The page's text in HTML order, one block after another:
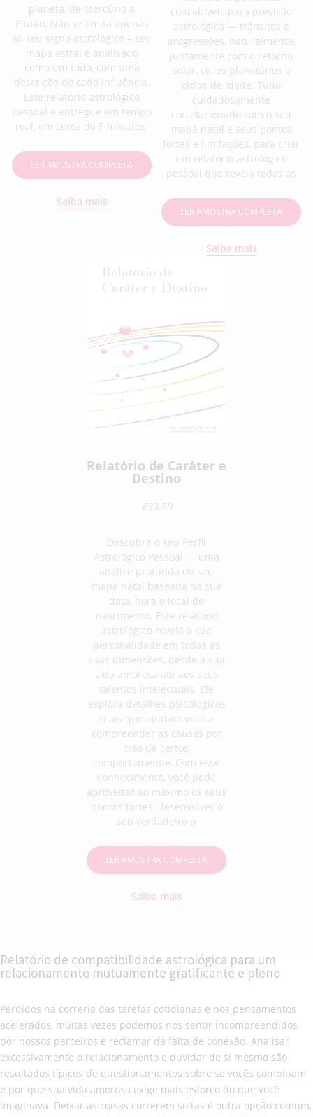
planeta, de Mercúrio a
Plutão. Não se limita apenas
ao seu signo astrológico – seu
mapa astral é analisado
como um todo, com uma
descrição de cada influência.
Este relatório astrológico
pessoal é entregue em tempo
real, em cerca de 5 minutos.
LER AMOSTRA COMPLETA
Saiba mais
concebíveis para previsão
astrológica — trânsitos e
progressões, naturalmente,
juntamente com o retorno
solar, ciclos planetários e
ciclos de idade. Tudo
cuidadosamente
correlacionado com o seu
mapa natal e seus pontos
fortes e limitações, para criar
um relatório astrológico
pessoal que revela todas as
LER AMOSTRA COMPLETA
Saiba mais
Relatório de Caráter e
Destino
€33.50
Descubra o seu Perfil
Astrológico Pessoal — uma
análise profunda do seu
mapa natal baseada na sua
data, hora e local de
nascimento. Este relatório
astrológico revela a sua
personalidade em todas as
suas dimensões, desde a sua
vida amorosa até aos seus
talentos intelectuais. Ele
explora detalhes psicológicos
reais que ajudam você a
compreender as causas por
trás de certos
comportamentos.Com esse
conhecimento, você pode
aproveitar ao máximo os seus
pontos fortes, desenvolver o
seu verdadeiro p
LER AMOSTRA COMPLETA
Saiba mais
Relatório de compatibilidade astrológica para um
relacionamento mutuamente gratificante e pleno
Perdidos na correria das tarefas cotidianas e nos pensamentos
acelerados, muitas vezes podemos nos sentir incompreendidos
por nossos parceiros e reclamar da falta de conexão. Analisar
excessivamente o relacionamento e duvidar de si mesmo são
resultados típicos de questionamentos sobre se vocês combinam
e por que sua vida amorosa exige mais esforço do que você
imaginava. Deixar as coisas correrem soltas é outra opção comum,